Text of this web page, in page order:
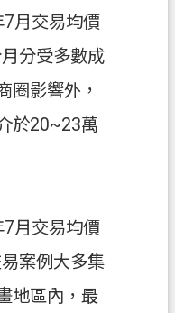
月交易均價
分受多數成
圈影響外，
於20~23萬
月交易均價
案例大多集
地區內，最